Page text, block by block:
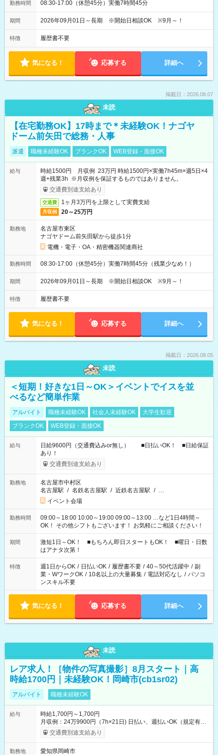
勤務時間 08:30-17:00（休憩45分）実働7時間45分
期間 2026年09月01日～長期 ※開始日相談OK ※9月～！
特徴 履歴書不要
気になる！ 応募する 詳細へ
掲載日：2026.08.07
未読
【在宅勤務OK】17時まで＊未経験OK！ナゴヤ
ドーム前矢田で総務・人事
派遣 職種未経験OK ブランクOK WEB登録・面接OK
給与
時給1500円 月収例 23万円 時給1500円×実働7h45m×週5日×4
週+残業3h ※月収例を保証するものではありません。
交通費別途支給あり
交通費 1ヶ月3万円を上限として実費支給
月収例 20～25万円
勤務地
名古屋市東区
ナゴヤドーム前矢田駅から徒歩1分
電機・電子・OA・精密機器関連商社
勤務時間 08:30-17:00（休憩45分）実働7時間45分（残業少なめ！）
期間 2026年09月01日～長期 ※開始日相談OK ※9月～！
特徴 履歴書不要
気になる！ 応募する 詳細へ
掲載日：2026.08.05
未読
＜短期！好きな1日～OK＞イベントでイスを並
べるなど簡単作業
アルバイト 職種未経験OK 社会人未経験OK
大学生歓迎
ブランクOK
WEB登録・面接OK
給与
日給9600円（交通費込みor無し） ■日払いOK！ ■日給保証
あり！
交通費別途支給あり
勤務地
名古屋市中村区
名古屋駅 / 名鉄名古屋駅 / 近鉄名古屋駅 / …
イベント会場
勤務時間
09:00～18:00 10:00～19:00 09:00～13:00 …など1日4時間～
OK！ その他シフトもございます！ お気軽にご相談ください！
期間
激短1日～OK！ ■もちろん即日スタートもOK！ ■曜日・日数
はアナタ次第！
特徴 週1日からOK / 日払いOK / 履歴書不要 / 40～50代活躍中 / 副
業・WワークOK / 10名以上の大量募集 / 電話対応なし / パソコ
ンスキル不要
気になる！ 応募する 詳細へ
未読
レア求人！［物件の写真撮影］8月スタート｜高
時給1700円｜未経験OK！岡崎市(cb1sr02)
アルバイト 職種未経験OK
給与
時給1,700円～1,700円
月収例：24万9900円（7h×21日) 日払い、週払いOK（規定有
り） 【試用期間】試用期間なし
交通費別途支給あり
勤務地
愛知県岡崎市